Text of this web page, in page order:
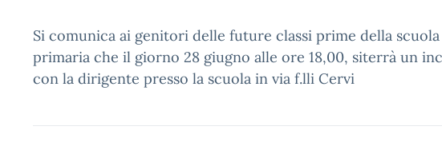
Si comunica ai genitori delle future classi prime della scuola
primaria che il giorno 28 giugno alle ore 18,00, siterrà un
con la dirigente presso la scuola in via f.lli Cervi